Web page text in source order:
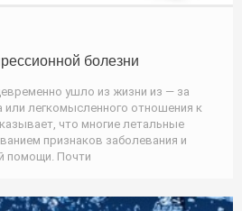
болезни
ушло из жизни из — за
или легкомысленного отношения к
что многие летальные
признаков заболевания и
помощи. Почти